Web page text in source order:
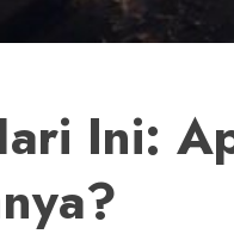
Ini: